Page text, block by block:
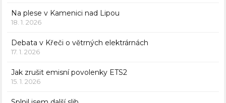
Na plese v Kamenici nad Lipou
18. 1. 2026
Debata v Křeči o větrných elektrárnách
17. 1. 2026
Jak zrušit emisní povolenky ETS2
15. 1. 2026